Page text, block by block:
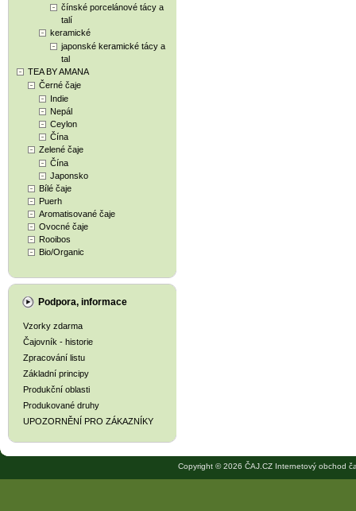
čínské porcelánové tácy a
talí
keramické
japonské keramické tácy a
tal
TEA BY AMANA
Černé čaje
Indie
Nepál
Ceylon
Čína
Zelené čaje
Čína
Japonsko
Bílé čaje
Puerh
Aromatisované čaje
Ovocné čaje
Rooibos
Bio/Organic
Podpora, informace
Vzorky zdarma
Čajovník - historie
Zpracování listu
Základní principy
Produkční oblasti
Produkované druhy
UPOZORNĚNÍ PRO ZÁKAZNÍKY
Copyright © 2026 ČAJ.CZ Internetový obchod